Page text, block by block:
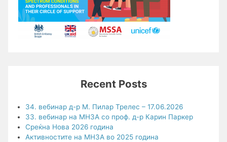
Recent Posts
34. вебинар д-р М. Пилар Трелес – 17.06.2026
33. вебинар на МНЗА со проф. д-р Карин Паркер
Среќна Нова 2026 година
Активностите на МНЗА во 2025 година